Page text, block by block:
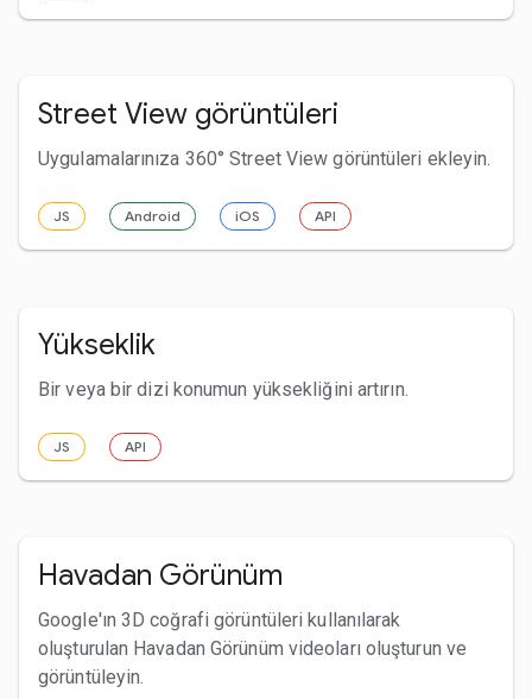
Street View görüntüleri
Uygulamalarınıza 360° Street View görüntüleri ekleyin.
JS Android iOS API
Yükseklik
Bir veya bir dizi konumun yüksekliğini artırın.
JS API
Havadan Görünüm
Google'ın 3D coğrafi görüntüleri kullanılarak
oluşturulan Havadan Görünüm videoları oluşturun ve
görüntüleyin.